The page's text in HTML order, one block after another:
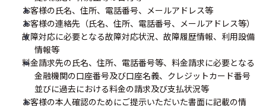
お客様の氏名、住所、電話番号、メールアドレス等
お客様の連絡先（氏名、住所、電話番号、メールアドレス等）
故障対応に必要となる故障対応状況、故障履歴情報、利用設備
情報等
料金請求先の氏名、住所、電話番号等、料金請求に必要となる
金融機関の口座番号及び口座名義、クレジットカード番号
並びに過去における料金の請求及び支払状況等
お客様の本人確認のためにご提示いただいた書面に記載の情